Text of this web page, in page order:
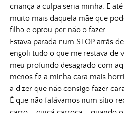
criança a culpa seria minha. E
muito mais daquela mãe que
filho e optou por não o fazer.
Estava parada num STOP atrás
engoli tudo o que me restava de
meu profundo desagrado com
menos fiz a minha cara mais
a dizer que não consigo fazer
É que não falávamos num sítio